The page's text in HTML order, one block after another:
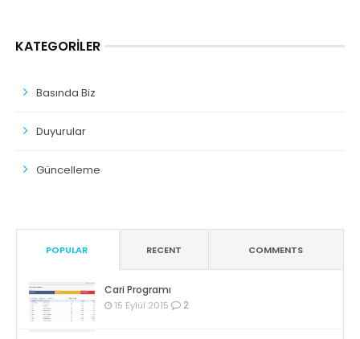
KATEGORILER
Basında Biz
Duyurular
Güncelleme
POPULAR RECENT COMMENTS
Cari Programı
15 Eylül 2015 2